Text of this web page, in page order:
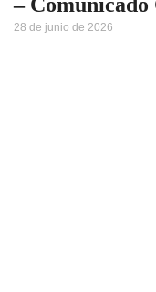
28 de junio de 2026